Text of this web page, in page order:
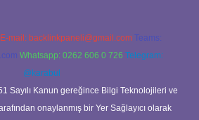
E-mail: backlinkpaneli@gmail.com Teams:
Whatsapp: 0262 606 0 726 Telegram:
@karabul
Sayılı Kanun gereğince Bilgi Teknolojileri ve
onaylanmış bir Yer Sağlayıcı olarak